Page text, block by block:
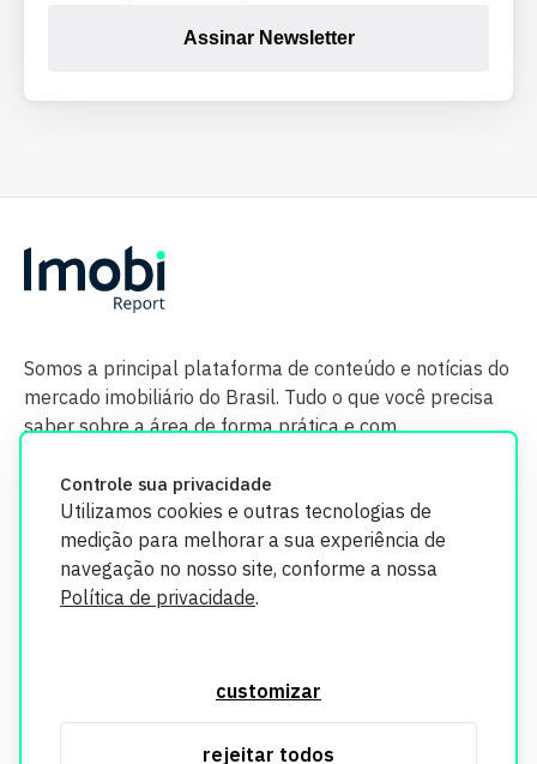
Controle sua privacidade
Utilizamos cookies e outras tecnologias de
medição para melhorar a sua experiência de
navegação no nosso site, conforme a nossa
Política de privacidade.
customizar
rejeitar todos
Assinar Newsletter
Somos a principal plataforma de conteúdo e notícias do
mercado imobiliário do Brasil. Tudo o que você precisa
saber sobre a área de forma prática e com
segurança. Todos os dados coletados em nosso site são
utilizados exclusivamente para fins de aprimoramento de
informações, consulte nossa Política de Privacidade.